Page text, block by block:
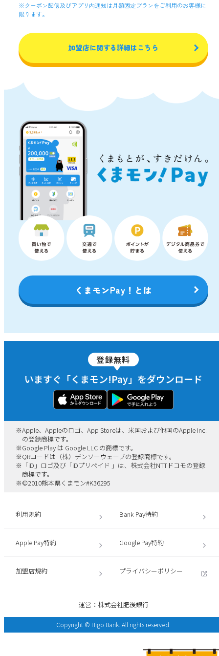
サービスによる決済等を行う行為
⑭ QR決済サービスによる決済等を行う場合において、利用
他の支払手段を用いる顧客より不利な取扱いを行う行為
⑮ QR決済サービスを利用した決済を希望する者に対し、他
⑯ QR決済サービスについて利用者の判断に誤認を与えるお
情報を流布させる行為
⑱ くまモン!Payサービスの提供または運営に支障を及ぼす行
⑲ 加盟店は、当行の事前の書面による承諾なくして、本契約
上の地位、または本契約から生じた権利義務を第三者に譲渡
し、担保に供し、その他処分する行為
（３）加盟店は、本条の規定に違反したことによって生じた
損害について責任を負うものとし、当行は一切責任を負わな
いものとします。
（４）当行は、加盟店がQR決済サービスの加盟店契約を履行
するにあたって適用される規約、約款等（本加盟店規約を含
みますが、これに限りません。）に違反しまたは違反するお
それがあると認めた場合（本条各号のいずれかに該当し、ま
たはそのおそれがあると当行が判断する場合を含みますが、
これらに限りません。）その他当行が必要と認めた場合、あ
け付けた取引の取消、④その他当行が必要かつ適切と判断す
る措置をいいます。）を講じることができるものとします。
ないものとします。
第4条（加盟店登録）
（１）加盟店となることを希望する申込者は、本加盟店規約
に同意のうえ、所定の方法により申込みを行うものとしま
（２）当行は、加盟申込みの内容につき、必要な審査を行
時点で、当行と申込者との間に加盟店契約が成立するものと
します。
（３）当行は、前項の申込みにつき加盟店登録を承諾しなか
った場合でも、申込者に対して拒絶の理由を開示しないもの
とします。
（４）加盟店および加盟店になろうとする者が、加盟店契約
せん。
下、「ID等」）を提供するものとし、加盟店はこれを厳格に
（６）当行は、当行が送信を受けたID等が当行に登録された
ID等と一致することを当行所定の方法により確認し相違ない
事故等により生じた損害について一切責任を負わないものと
します。
※クーポン配信及びアプリ内通知は月額固定プランをご利用のお客様に
限ります。
加盟店に関する詳細はこちら
くまモンPay！とは
登録無料
いますぐ「くまモン!Pay」をダウンロード
※Apple、Appleのロゴ、App Storeは、米国および他国のApple Inc.
の登録商標です。
※Google Play は Google LLC の商標です。
※QRコードは（株）デンソーウェーブの登録商標です。
※ 「iD」ロゴ及び「iDプリペイド 」は、株式会社NTTドコモの登録
商標です。
※©2010熊本県くまモン#K36295
利用規約 Bank Pay特約
Apple Pay特約 Google Pay特約
加盟店規約 プライバシーポリシー
運営：株式会社肥後銀行
Copyright © Higo Bank. All rights reserved.